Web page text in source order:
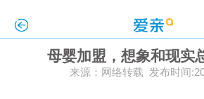
母婴加盟，想象和现实
来源：网络转载 发布时间